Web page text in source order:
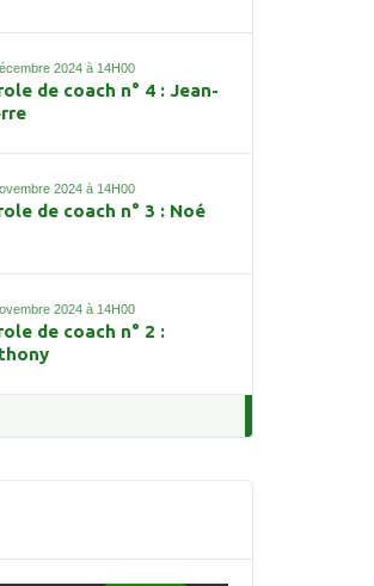
2024 à 14H00
de coach n° 4 : Jean-
2024 à 14H00
de coach n° 3 : Noé
2024 à 14H00
de coach n° 2 :